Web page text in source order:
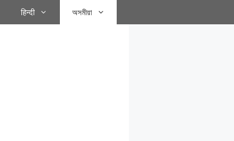
हिन्दी অসমীয়া